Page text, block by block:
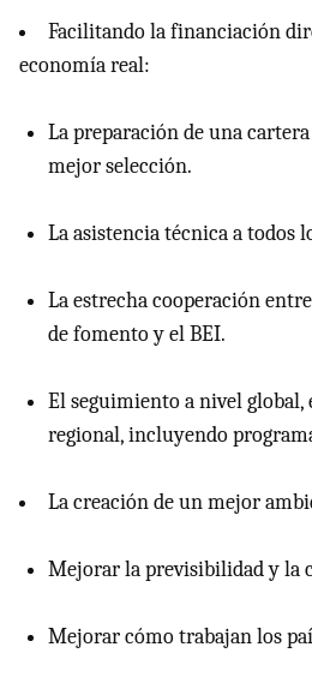
Facilitando la financiación
economía real:
La preparación de una
mejor selección.
La asistencia técnica a todos
La estrecha cooperación
de fomento y el BEI.
El seguimiento a nivel global,
regional, incluyendo
La creación de un mejor
Mejorar la previsibilidad y la
Mejorar cómo trabajan los